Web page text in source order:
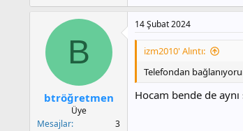
B
btröğretmen
Üye
Mesajlar
3
14 Şubat 2024
izm2010' Alıntı:
Telefondan
Hocam bende de